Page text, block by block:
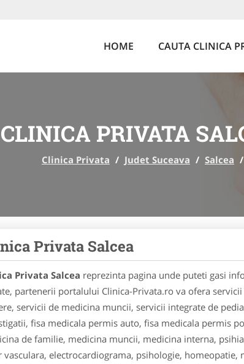
HOME CAUTA CLINICA
CLINICA PRIVATA
Clinica Privata / Judet Suceava / Salcea /
Privata Salcea
Privata Salcea reprezinta pagina unde puteti gasi
partenerii portalului Clinica-Privata.ro va ofera
servicii de medicina muncii, servicii integrate de
fisa medicala permis auto, fisa medicala permis
de familie, medicina muncii, medicina interna,
vasculara, electrocardiograma, psihologie,